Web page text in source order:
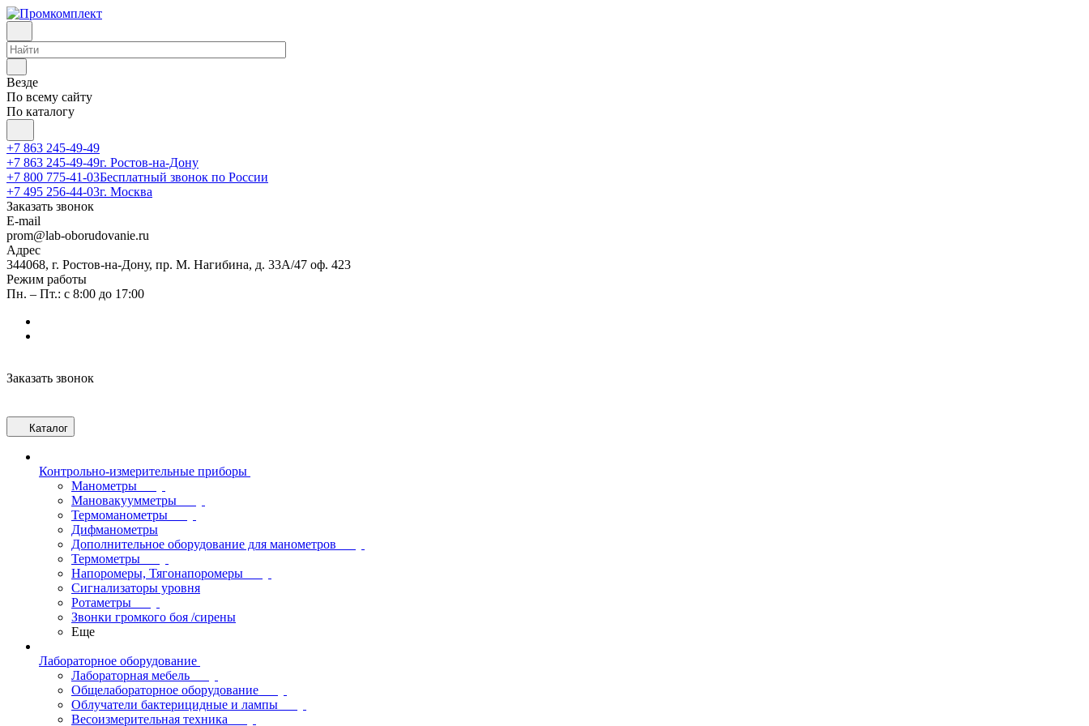
Везде
По всему сайту
По каталогу
+7 863 245-49-49
+7 863 245-49-49г. Ростов-на-Дону
+7 800 775-41-03Бесплатный звонок по России
+7 495 256-44-03г. Москва
Заказать звонок
E-mail
prom@lab-oborudovanie.ru
Адрес
344068, г. Ростов-на-Дону, пр. М. Нагибина, д. 33А/47 оф. 423
Режим работы
Пн. – Пт.: с 8:00 до 17:00
Заказать звонок
Каталог
Контрольно-измерительные приборы
Манометры
Мановакуумметры
Термоманометры
Дифманометры
Дополнительное оборудование для манометров
Термометры
Напоромеры, Тягонапоромеры
Сигнализаторы уровня
Ротаметры
Звонки громкого боя /сирены
Еще
Лабораторное оборудование
Лабораторная мебель
Общелабораторное оборудование
Облучатели бактерицидные и лампы
Весоизмерительная техника